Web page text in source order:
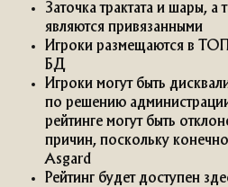
Заточка трактата и шары, а
являются привязанными
Игроки размещаются в
БД
Игроки могут быть
по решению
рейтинге могут быть
причин, поскольку
Asgard
Рейтинг будет доступен